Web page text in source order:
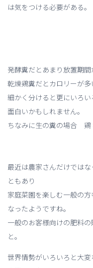
は気をつける必要がある。
発酵糞だとあまり放置期間
乾燥鶏糞だとカロリーが多
細かく分けると更にいろ
面白いかもしれません。
ちなみに生の糞の場合 鶏
最近は農家さんだけでは
ともあり
家庭菜園を楽しむ一般の
なったようですね。
一般のお客様向けの肥料
と。
世界情勢がいろいろと大